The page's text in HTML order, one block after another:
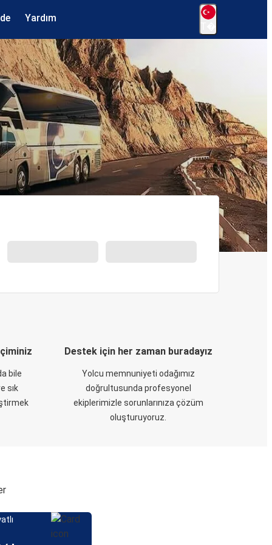
Yardım
bile
sık
Destek için her zaman buradayız
Yolcu memnuniyeti odağımız
doğrultusunda profesyonel
ekiplerimizle sorunlarınıza çözüm
oluşturuyoruz.